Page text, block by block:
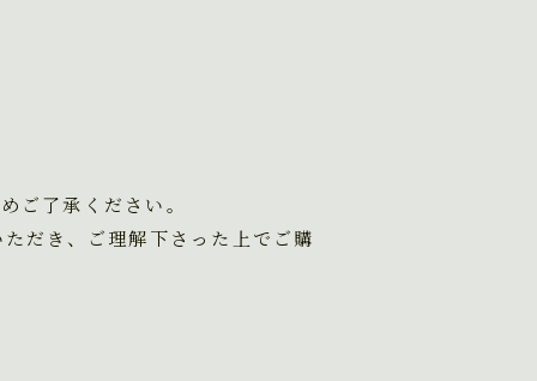
ご了承ください。
だき、ご理解下さった上でご購